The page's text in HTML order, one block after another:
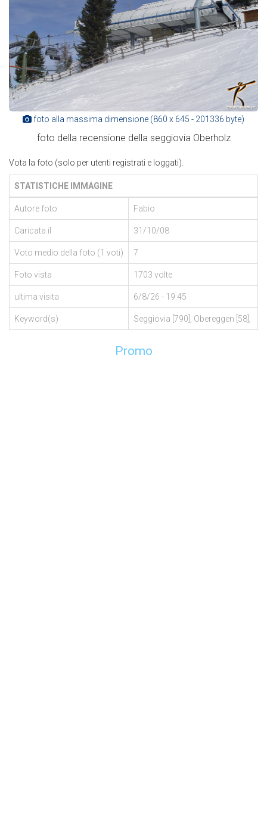
foto alla massima dimensione (860 x 645 - 201336 byte)
foto della recensione della seggiovia Oberholz
Vota la foto (solo per utenti registrati e loggati).
STATISTICHE IMMAGINE
Autore foto Fabio
Caricata il 31/10/08
Voto medio della foto (1 voti) 7
Foto vista 1703 volte
ultima visita 6/8/26 - 19:45
Keyword(s) Seggiovia [790], Obereggen [58],
Promo